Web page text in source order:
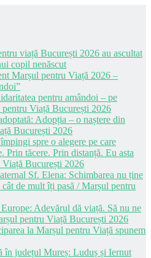
viață București 2026 au ascultat
copil nenăscut
Marșul pentru Viață 2026 –
pentru amândoi – pe
Viață București 2026
Adopția – o naștere din
București 2026
spre o alegere pe care
Prin tăcere. Prin distanță. Eu asta
București 2026
Sf. Elena: Schimbarea nu ține
de mult îți pasă / Marșul pentru
Adevărul dă viață. Să nu ne
pentru Viață București 2026
la Marșul pentru Viață spunem
în județul Mureș: Luduș și Iernut